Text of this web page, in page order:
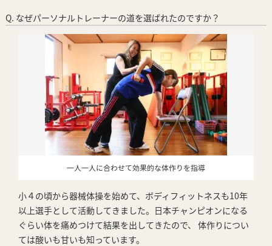
Q. なぜパーソナルトレーナーの道を選ばれたのですか？
一人一人に合わせて効果的な体作りを指導
小４の頃から器械体操を始めて、ボディフィットネスも10年
以上選手として活動してきました。日本チャンピオンになる
ぐらい体を痛めつけて結果を出してきたので、 体作りについ
ては酸いも甘いも知っています。